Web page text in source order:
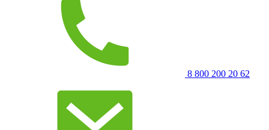
8 800 200 20 62